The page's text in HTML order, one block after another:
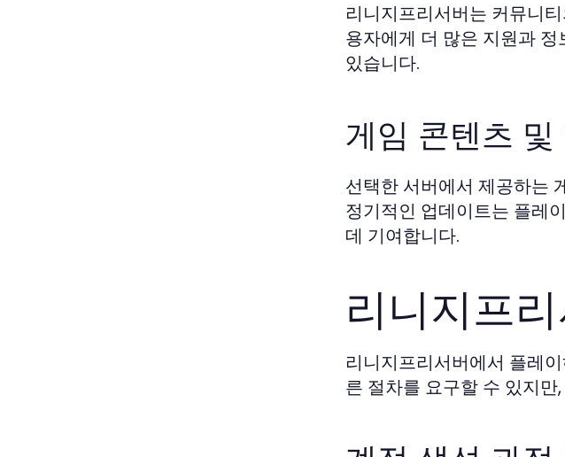
리니지프리서버는 커뮤니
용자에게 더 많은 지원과
있습니다.
게임 콘텐츠
선택한 서버에서 제공하는
정기적인 업데이트는 플레
데 기여합니다.
리니지프
리니지프리서버에서 플레
른 절차를 요구할 수 있지